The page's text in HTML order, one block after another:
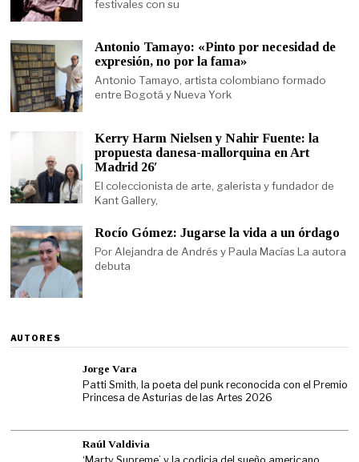
festivales con su
Antonio Tamayo: «Pinto por necesidad de
expresión, no por la fama»
Antonio Tamayo, artista colombiano formado
entre Bogotá y Nueva York
Kerry Harm Nielsen y Nahir Fuente: la
propuesta danesa-mallorquina en Art
Madrid 26′
El coleccionista de arte, galerista y fundador de
Kant Gallery,
Rocío Gómez: Jugarse la vida a un órdago
Por Alejandra de Andrés y Paula Macías La autora
debuta
AUTORES
Jorge Vara
Patti Smith, la poeta del punk reconocida con el Premio
Princesa de Asturias de las Artes 2026
Raúl Valdivia
‘Marty Supreme’ y la codicia del sueño americano